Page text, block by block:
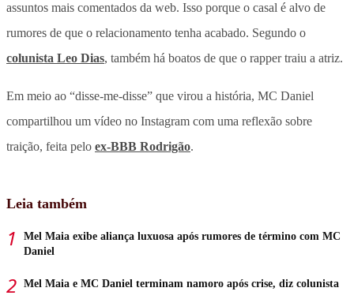
assuntos mais comentados da web. Isso porque o casal é alvo de
rumores de que o relacionamento tenha acabado. Segundo o
colunista Leo Dias, também há boatos de que o rapper traiu a atriz.
Em meio ao “disse-me-disse” que virou a história, MC Daniel
compartilhou um vídeo no Instagram com uma reflexão sobre
traição, feita pelo ex-BBB Rodrigão.
Leia também
Mel Maia exibe aliança luxuosa após rumores de término com MC
Daniel
Mel Maia e MC Daniel terminam namoro após crise, diz colunista